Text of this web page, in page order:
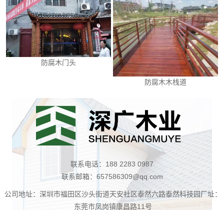
防腐木门头
防腐木木栈道
联系电话：188 2283 0987
联系邮箱：657586309@qq.com
公司地址：深圳市福田区沙头街道天安社区泰然六路泰然科技园厂址：
东莞市凤岗镇康昌路11号